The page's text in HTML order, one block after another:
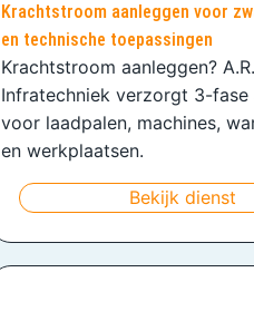
Krachtstroom aanleggen voor
en technische toepassingen
Krachtstroom aanleggen? A.R.
Infratechniek verzorgt 3-fase
voor laadpalen, machines,
en werkplaatsen.
Bekijk dienst